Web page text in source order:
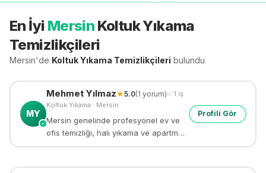
En İyi Mersin Koltuk Yıkama
Temizlikçileri
Mersin'de Koltuk Yıkama Temizlikçileri bulundu
MY
✓
Mehmet Yılmaz★5.0(1 yorum)✅ 1 iş
Koltuk Yıkama · Mersin
Mersin genelinde profesyonel ev ve
ofis temizliği, halı yıkama ve apartman
temizliği yapıyorum. 8 yıllık deneyim.
Profili Gör